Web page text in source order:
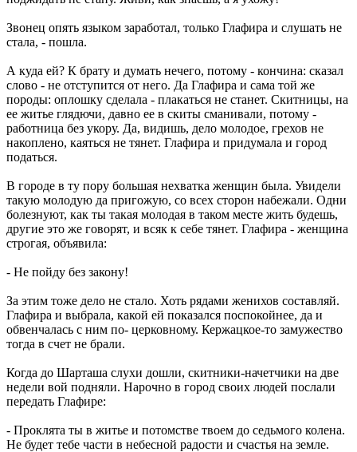
Звонец опять языком заработал, только Глафира и слушать не
стала, - пошла.
А куда ей? К брату и думать нечего, потому - кончина: сказал
слово - не отступится от него. Да Глафира и сама той же
породы: оплошку сделала - плакаться не станет. Скитницы, на
ее житье глядючи, давно ее в скиты сманивали, потому -
работница без укору. Да, видишь, дело молодое, грехов не
накоплено, каяться не тянет. Глафира и придумала и город
податься.
В городе в ту пору большая нехватка женщин была. Увидели
такую молодую да пригожую, со всех сторон набежали. Одни
болезнуют, как ты такая молодая в таком месте жить будешь,
другие это же говорят, и всяк к себе тянет. Глафира - женщина
строгая, объявила:
- Не пойду без закону!
За этим тоже дело не стало. Хоть рядами женихов составляй.
Глафира и выбрала, какой ей показался поспокойнее, да и
обвенчалась с ним по- церковному. Кержацкое-то замужество
тогда в счет не брали.
Когда до Шарташа слухи дошли, скитники-начетчики на две
недели вой подняли. Нарочно в город своих людей послали
передать Глафире:
- Проклята ты в житье и потомстве твоем до седьмого колена.
Не будет тебе части в небесной радости и счастья на земле.